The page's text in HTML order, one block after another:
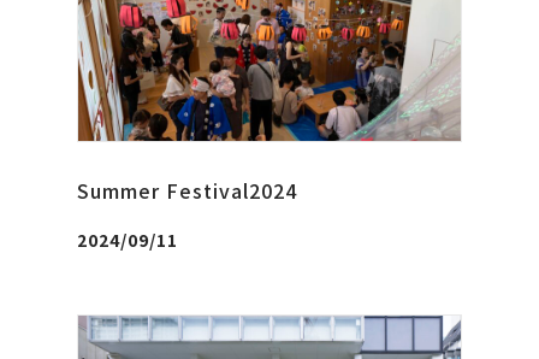
Summer Festival2024
2024/09/11